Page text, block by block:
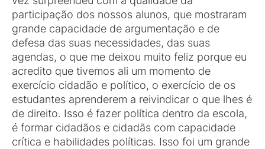
participação dos nossos alunos, que mostraram
grande capacidade de argumentação e de
defesa das suas necessidades, das suas
agendas, o que me deixou muito feliz porque eu
acredito que tivemos ali um momento de
exercício cidadão e político, o exercício de os
estudantes aprenderem a reivindicar o que lhes é
de direito. Isso é fazer política dentro da escola,
é formar cidadãos e cidadãs com capacidade
crítica e habilidades políticas. Isso foi um grande